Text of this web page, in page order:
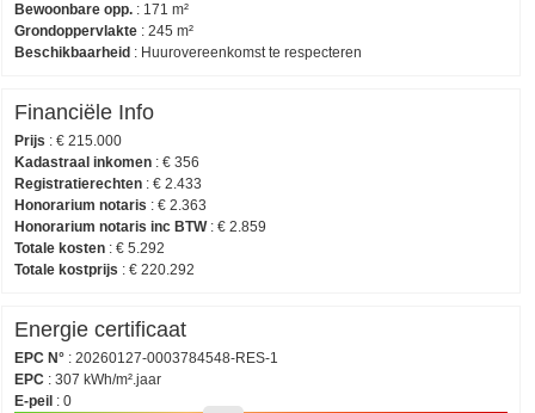
Bewoonbare opp. : 171 m²
Grondoppervlakte : 245 m²
Beschikbaarheid : Huurovereenkomst te respecteren
Financiële Info
Prijs : € 215.000
Kadastraal inkomen : € 356
Registratierechten : € 2.433
Honorarium notaris : € 2.363
Honorarium notaris inc BTW : € 2.859
Totale kosten : € 5.292
Totale kostprijs : € 220.292
Energie certificaat
EPC N° : 20260127-0003784548-RES-1
EPC : 307 kWh/m².jaar
E-peil : 0